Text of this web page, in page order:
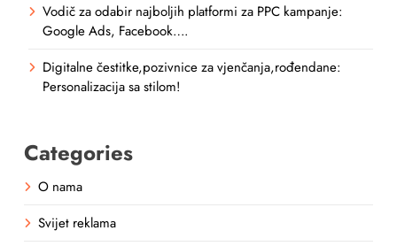
Vodič za odabir najboljih platformi za PPC kampanje:
Google Ads, Facebook….
Digitalne čestitke,pozivnice za vjenčanja,rođendane:
Personalizacija sa stilom!
Categories
O nama
Svijet reklama